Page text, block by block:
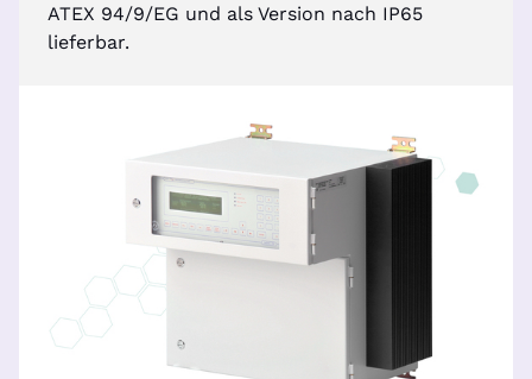
ATEX 94/9/EG und als Version nach IP65
lieferbar.